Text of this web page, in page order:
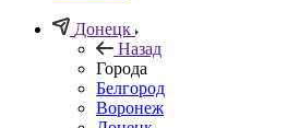
Донецк
Назад
Города
Белгород
Воронеж